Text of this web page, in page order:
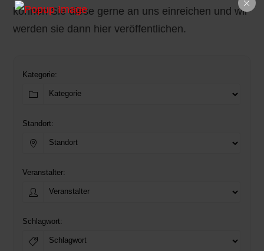
können Sie diese gerne an uns einreichen und wir
werden sie dann hier veröffentlichen.
Kategorie:
Standort:
Veranstalter:
Schlagwort: